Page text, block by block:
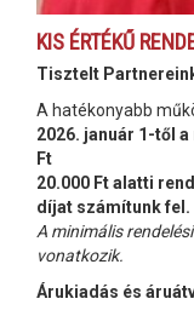
KIS ÉRTÉKŰ
Tisztelt
A hatékonyabb
2026. január 1-től
Ft
20.000 Ft alatti
díjat számítunk fel.
A minimális
vonatkozik.
Árukiadás és